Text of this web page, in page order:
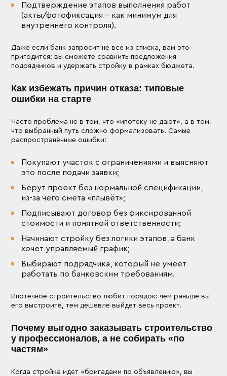
Подтверждение этапов выполнения работ
(акты/фотофиксация – как минимум для
внутреннего контроля).
Даже если банк запросит не всё из списка, вам это
пригодится: вы сможете сравнить предложения
подрядчиков и удержать стройку в рамках бюджета.
Как избежать причин отказа: типовые
ошибки на старте
Часто проблема не в том, что «ипотеку не дают», а в том,
что выбранный путь сложно формализовать. Самые
распространённые ошибки:
Покупают участок с ограничениями и выясняют
это после подачи заявки;
Берут проект без нормальной спецификации,
из-за чего смета «плывёт»;
Подписывают договор без фиксированной
стоимости и понятной ответственности;
Начинают стройку без логики этапов, а банк
хочет управляемый график;
Выбирают подрядчика, который не умеет
работать по банковским требованиям.
Ипотечное строительство любит порядок: чем раньше вы
его выстроите, тем дешевле выйдет весь проект.
Почему выгодно заказывать строительство
у профессионалов, а не собирать «по
частям»
Когда стройка идёт «бригадами по объявлению», вы